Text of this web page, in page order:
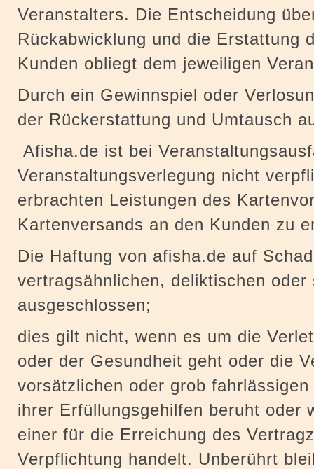
Veranstalters. Die Entscheidung
Rückabwicklung und die Erstattung
Kunden obliegt dem jeweiligen
Durch ein Gewinnspiel oder
der Rückerstattung und Umtausch
Afisha.de ist bei
Veranstaltungsverlegung nicht
erbrachten Leistungen des
Kartenversands an den Kunden zu
Die Haftung von afisha.de auf
vertragsähnlichen, deliktischen
ausgeschlossen;
dies gilt nicht, wenn es um die
oder der Gesundheit geht oder die
vorsätzlichen oder grob
ihrer Erfüllungsgehilfen beruht oder
einer für die Erreichung des
Verpflichtung handelt. Unberührt